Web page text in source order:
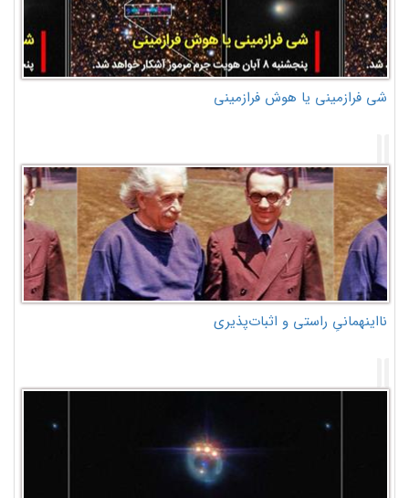
شی فرازمینی یا هوش فرازمینی
نااینهمانیِ راستی و اثبات‌پذیری